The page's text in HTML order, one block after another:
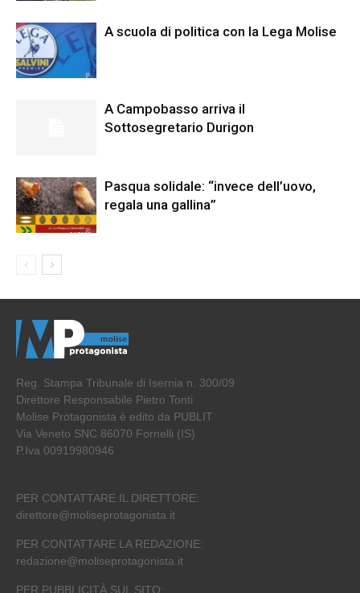
A scuola di politica con la Lega Molise
A Campobasso arriva il
Sottosegretario Durigon
Pasqua solidale: “invece dell’uovo,
regala una gallina”
Reg. Stampa Tribunale di Isernia n. 300/09
Direttore Responsabile Pietro Tonti
Molise Protagonista è edito da PUBLIT
Via Veneto SNC 86070 Fornelli (IS)
P.Iva 00919980946
PER CONTATTARE IL DIRETTORE:
direttore@moliseprotagonista.it
PER CONTATTARE LA REDAZIONE:
redazione@moliseprotagonista.it
PER PUBBLICITÀ SUL SITO: